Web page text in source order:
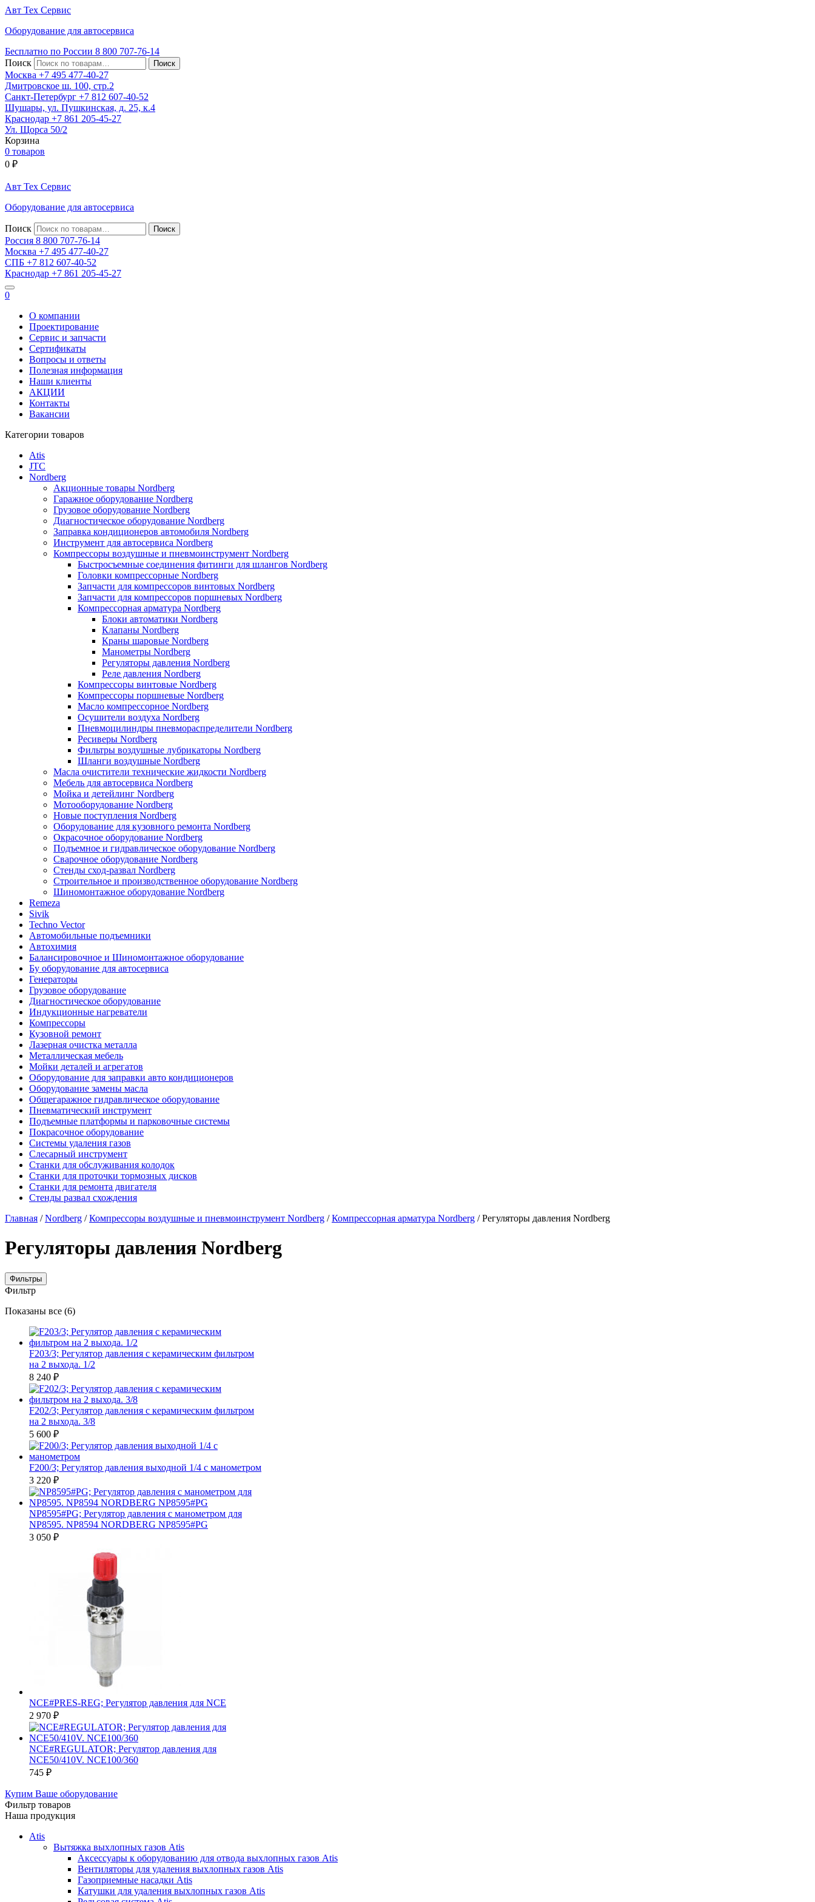
Авт Тех Сервис
Оборудование для автосервиса
Бесплатно по России 8 800 707-76-14
Поиск
Москва +7 495 477-40-27
Дмитровское ш. 100, стр.2
Санкт-Петербург +7 812 607-40-52
Шушары, ул. Пушкинская, д. 25, к.4
Краснодар +7 861 205-45-27
Ул. Щорса 50/2
Корзина
0 товаров
0 ₽
Авт Тех Сервис
Оборудование для автосервиса
Поиск
Россия 8 800 707-76-14
Москва +7 495 477-40-27
СПБ +7 812 607-40-52
Краснодар +7 861 205-45-27
0
О компании
Проектирование
Сервис и запчасти
Сертификаты
Вопросы и ответы
Полезная информация
Наши клиенты
АКЦИИ
Контакты
Вакансии
Категории товаров
Atis
JTC
Nordberg
Акционные товары Nordberg
Гаражное оборудование Nordberg
Грузовое оборудование Nordberg
Диагностическое оборудование Nordberg
Заправка кондиционеров автомобиля Nordberg
Инструмент для автосервиса Nordberg
Компрессоры воздушные и пневмоинструмент Nordberg
Быстросъемные соединения фитинги для шлангов Nordberg
Головки компрессорные Nordberg
Запчасти для компрессоров винтовых Nordberg
Запчасти для компрессоров поршневых Nordberg
Компрессорная арматура Nordberg
Блоки автоматики Nordberg
Клапаны Nordberg
Краны шаровые Nordberg
Манометры Nordberg
Регуляторы давления Nordberg
Реле давления Nordberg
Компрессоры винтовые Nordberg
Компрессоры поршневые Nordberg
Масло компрессорное Nordberg
Осушители воздуха Nordberg
Пневмоцилиндры пневмораспределители Nordberg
Ресиверы Nordberg
Фильтры воздушные лубрикаторы Nordberg
Шланги воздушные Nordberg
Масла очистители технические жидкости Nordberg
Мебель для автосервиса Nordberg
Мойка и детейлинг Nordberg
Мотооборудование Nordberg
Новые поступления Nordberg
Оборудование для кузовного ремонта Nordberg
Окрасочное оборудование Nordberg
Подъемное и гидравлическое оборудование Nordberg
Сварочное оборудование Nordberg
Стенды сход-развал Nordberg
Строительное и производственное оборудование Nordberg
Шиномонтажное оборудование Nordberg
Remeza
Sivik
Techno Vector
Автомобильные подъемники
Автохимия
Балансировочное и Шиномонтажное оборудование
Бу оборудование для автосервиса
Генераторы
Грузовое оборудование
Диагностическое оборудование
Индукционные нагреватели
Компрессоры
Кузовной ремонт
Лазерная очистка металла
Металлическая мебель
Мойки деталей и агрегатов
Оборудование для заправки авто кондиционеров
Оборудование замены масла
Общегаражное гидравлическое оборудование
Пневматический инструмент
Подъемные платформы и парковочные системы
Покрасочное оборудование
Системы удаления газов
Слесарный инструмент
Станки для обслуживания колодок
Станки для проточки тормозных дисков
Станки для ремонта двигателя
Стенды развал схождения
Главная /Nordberg /Компрессоры воздушные и пневмоинструмент Nordberg /Компрессорная арматура Nordberg / Регуляторы давления Nordberg
Регуляторы давления Nordberg
Фильтры
Фильтр
Показаны все (6)Цены:
убыванию
F203/3; Регулятор давления с керамическим фильтром
на 2 выхода. 1/2
8 240 ₽
F202/3; Регулятор давления с керамическим фильтром
на 2 выхода. 3/8
5 600 ₽
F200/3; Регулятор давления выходной 1/4 с манометром
3 220 ₽
NP8595#PG; Регулятор давления с манометром для
NP8595. NP8594 NORDBERG NP8595#PG
3 050 ₽
NCE#PRES-REG; Регулятор давления для NCE
2 970 ₽
NCE#REGULATOR; Регулятор давления для
NCE50/410V. NCE100/360
745 ₽
Купим Ваше оборудование
Фильтр товаров
Наша продукция
Atis
Вытяжка выхлопных газов Atis
Аксессуары к оборудованию для отвода выхлопных газов Atis
Вентиляторы для удаления выхлопных газов Atis
Газоприемные насадки Atis
Катушки для удаления выхлопных газов Atis